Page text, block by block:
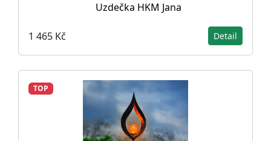
Uzdečka HKM Jana
1 465 Kč Detail
TOP